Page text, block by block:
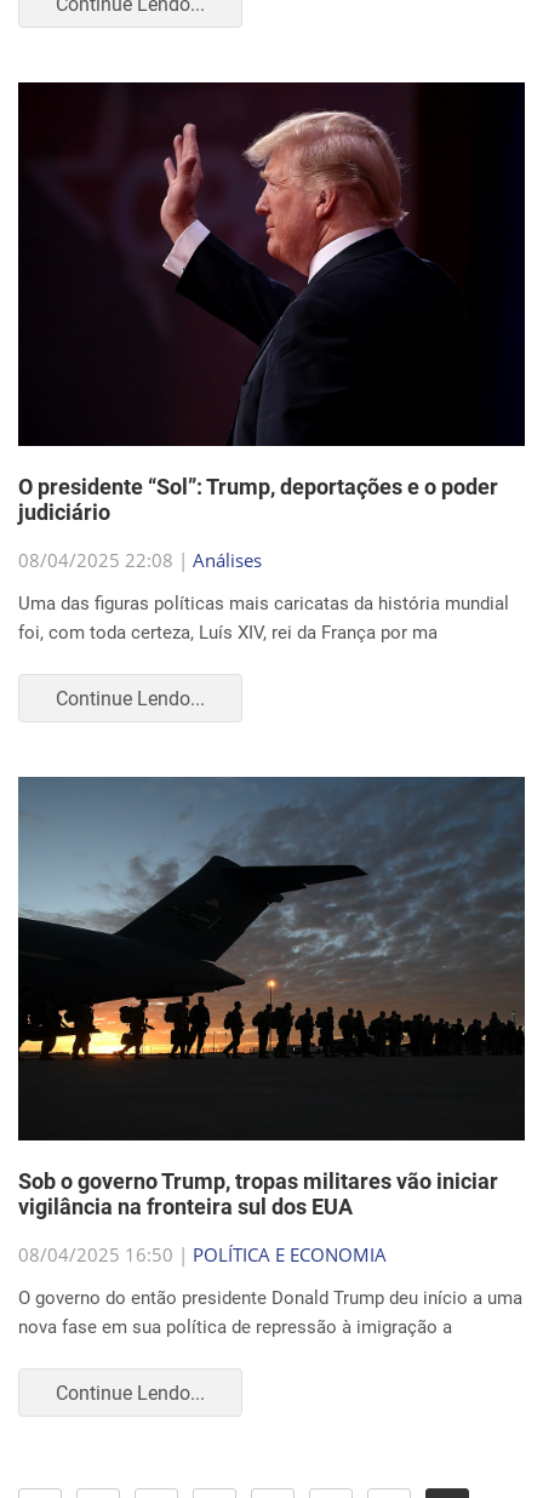
O presidente “Sol”: Trump, deportações e o poder
judiciário
08/04/2025 22:08 | Análises
Uma das figuras políticas mais caricatas da história mundial
foi, com toda certeza, Luís XIV, rei da França por ma
Continue Lendo...
Sob o governo Trump, tropas militares vão iniciar
vigilância na fronteira sul dos EUA
08/04/2025 16:50 | POLÍTICA E ECONOMIA
O governo do então presidente Donald Trump deu início a uma
nova fase em sua política de repressão à imigração a
Continue Lendo...